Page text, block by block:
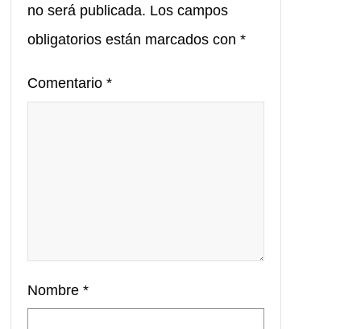
no será publicada. Los campos
obligatorios están marcados con *
Comentario *
Nombre *